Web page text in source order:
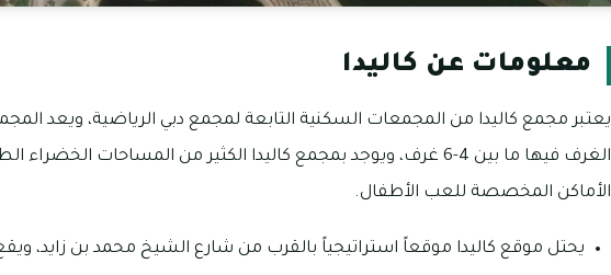
معلومات عن كاليدا
يعتبر مجمع كاليدا من المجمعات السكنية التابعة لمجمع دبي الرياضية، ويعد
الغرف فيها ما بين 4-6 غرف، ويوجد بمجمع كاليدا الكثير من المساحات
الأماكن المخصصة للعب الأطفال.
يحتل موقع كاليدا موقعاً استراتيجياً بالقرب من شارع الشيخ محمد بن زايد،